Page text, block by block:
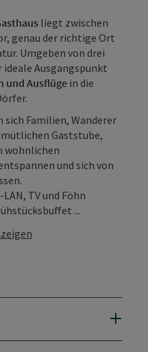
liegt zwischen
genau der richtige Ort
Umgeben von drei
ideale Ausgangspunkt
und Ausflüge in die
sich Familien, Wanderer
Gaststube,
wohnlichen
und sich von
TV und Föhn
...